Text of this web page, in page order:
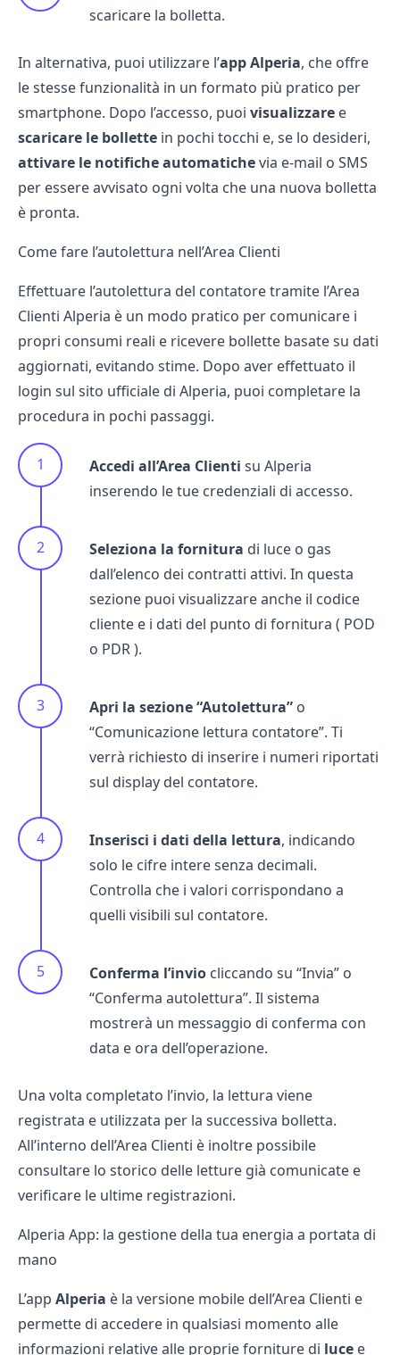
scaricare la bolletta.
In alternativa, puoi utilizzare l’app Alperia, che offre
le stesse funzionalità in un formato più pratico per
smartphone. Dopo l’accesso, puoi visualizzare e
scaricare le bollette in pochi tocchi e, se lo desideri,
attivare le notifiche automatichevia e-mail o SMS
per essere avvisato ogni volta che una nuova bolletta
è pronta.
Come fare l’autolettura nell’Area Clienti
Effettuare l’autolettura del contatore tramite l’Area
Clienti Alperia è un modo pratico per comunicare i
propri consumi reali e ricevere bollette basate su dati
aggiornati, evitando stime. Dopo aver effettuato il
login sul sito ufficiale di Alperia, puoi completare la
procedura in pochi passaggi.
Accedi all’Area Clienti su Alperia
inserendo le tue credenziali di accesso.
Seleziona la fornitura di luce o gas
dall’elenco dei contratti attivi. In questa
sezione puoi visualizzare anche il codice
cliente e i dati del punto di fornitura ( POD
o PDR).
Apri la sezione “Autolettura” o
“Comunicazione lettura contatore”. Ti
verrà richiesto di inserire i numeri riportati
sul display del contatore.
Inserisci i dati della lettura, indicando
solo le cifre intere senza decimali.
Controlla che i valori corrispondano a
quelli visibili sul contatore.
Conferma l’invio cliccando su “Invia” o
“Conferma autolettura”. Il sistema
mostrerà un messaggio di conferma con
data e ora dell’operazione.
Una volta completato l’invio, la lettura viene
registrata e utilizzata per la successiva bolletta.
All’interno dell’Area Clienti è inoltre possibile
consultare lo storico delle letture già comunicate e
verificare le ultime registrazioni.
Alperia App: la gestione della tua energia a portata di
mano
L’app Alperia è la versione mobile dell’Area Clienti e
permette di accedere in qualsiasi momento alle
informazioni relative alle proprie forniture di luce e